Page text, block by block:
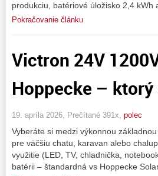
produkciu, batériové úložisko 2,4
Pokračovanie článku
Victron 24V
Hoppecke –
19. apríla 2026, Prečítané 391x, polec
Vyberáte si medzi výkonnou
pre väčšiu chatu, karavan alebo
využitie (LED, TV, chladnička,
batérii – štandardná vs Hoppecke